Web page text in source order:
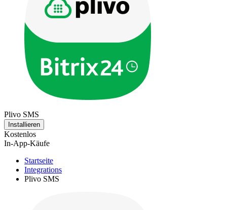
Plivo SMS
Installieren
Kostenlos
In-App-Käufe
Startseite
Integrations
Plivo SMS